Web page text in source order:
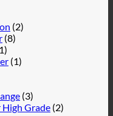
(2)
(8)
(1)
(3)
High Grade (2)